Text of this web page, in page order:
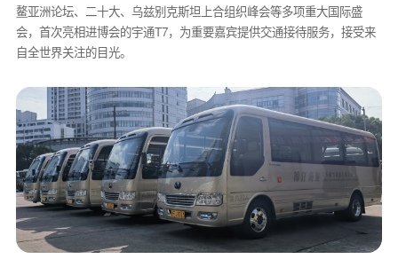
鳌亚洲论坛、二十大、乌兹别克斯坦上合组织峰会等多项重大国际盛
会，首次亮相进博会的宇通T7，为重要嘉宾提供交通接待服务，接受来
自全世界关注的目光。